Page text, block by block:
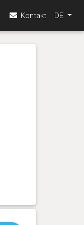
Kontakt DE